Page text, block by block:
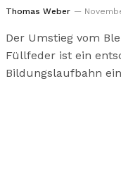
Thomas Weber
Der Umstieg vom
Füllfeder ist ein
Bildungslaufbahn